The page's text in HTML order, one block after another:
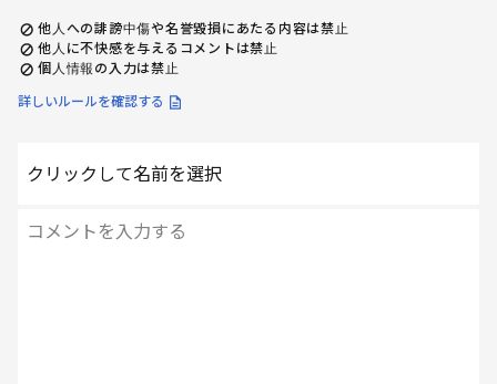
他人への誹謗中傷や名誉毀損にあたる内容は禁止
他人に不快感を与えるコメントは禁止
個人情報の入力は禁止
詳しいルールを確認する
クリックして名前を選択